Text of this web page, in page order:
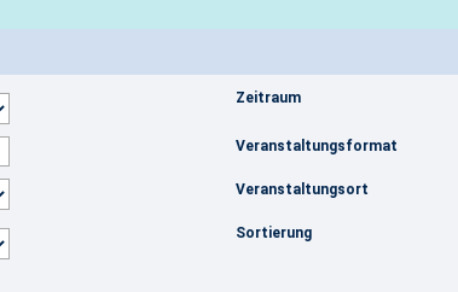
Zeitraum
Veranstaltungsformat
Veranstaltungsort
Sortierung